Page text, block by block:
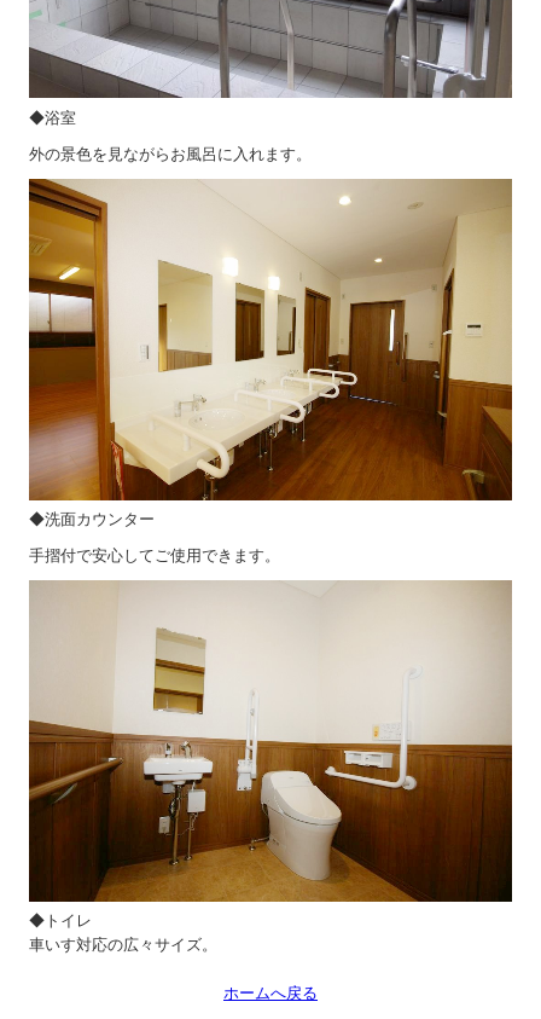
◆浴室
外の景色を見ながらお風呂に入れます。
◆洗面カウンター
手摺付で安心してご使用できます。
◆トイレ
車いす対応の広々サイズ。
ホームへ戻る